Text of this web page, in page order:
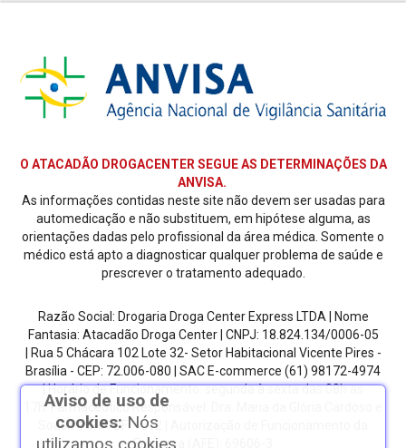
O ATACADÃO DROGACENTER SEGUE AS DETERMINAÇÕES DA
ANVISA.
As informações contidas neste site não devem ser usadas para
automedicação e não substituem, em hipótese alguma, as
orientações dadas pelo profissional da área médica. Somente o
médico está apto a diagnosticar qualquer problema de saúde e
prescrever o tratamento adequado.
Razão Social: Drogaria Droga Center Express LTDA | Nome
Fantasia: Atacadão Droga Center | CNPJ: 18.824.134/0006-05
| Rua 5 Chácara 102 Lote 32- Setor Habitacional Vicente Pires -
Brasília - CEP: 72.006-080
| SAC E-commerce (61) 98172-4974
| Horário de Funcionamento: segunda à sexta das 08h as
17h.Farmacêutico Responsável: Dra. Maria da Glória Cardoso e
Sousa | CRF/DF: 4612 | Autorização de Funcionamento da
Empresa (AFE): 69606-3
Aviso de uso de
cookies: Nós